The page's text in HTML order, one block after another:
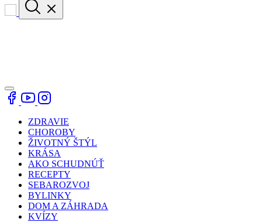
ZDRAVIE
CHOROBY
ŽIVOTNÝ ŠTÝL
KRÁSA
AKO SCHUDNÚŤ
RECEPTY
SEBAROZVOJ
BYLINKY
DOM A ZÁHRADA
KVÍZY